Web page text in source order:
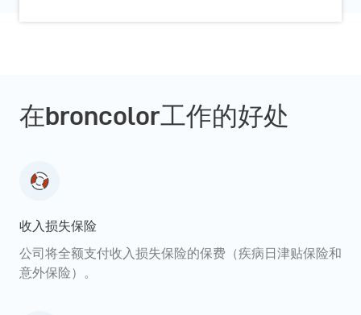
在broncolor工作的好处
收入损失保险
公司将全额支付收入损失保险的保费（疾病日津贴保险和
意外保险）。